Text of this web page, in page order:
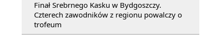
Finał Srebrnego Kasku w Bydgoszczy.
Czterech zawodników z regionu powalczy o
trofeum